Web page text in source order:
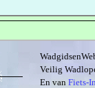
Veilig
En van Fiets-